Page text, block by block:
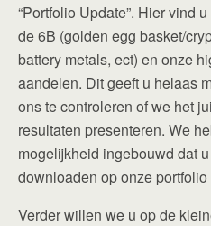
“Portfolio Update”. Hier vind
de 6B (golden egg basket/
battery metals, ect) en onze
aandelen. Dit geeft u helaas
ons te controleren of we het
resultaten presenteren. We
mogelijkheid ingebouwd dat
downloaden op onze
Verder willen we u op de